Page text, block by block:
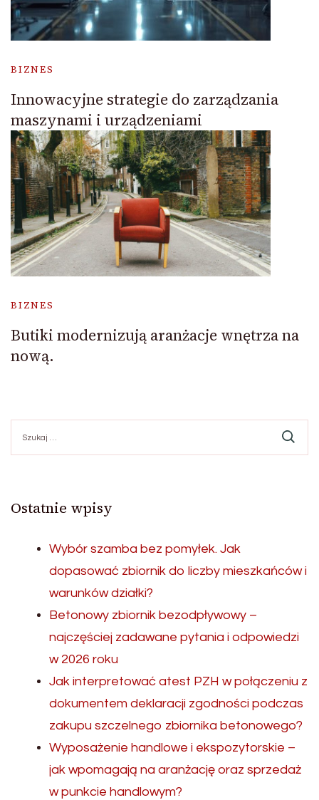
BIZNES
Innowacyjne strategie do zarządzania
maszynami i urządzeniami
BIZNES
Butiki modernizują aranżacje wnętrza na
nową.
Ostatnie wpisy
Wybór szamba bez pomyłek. Jak
dopasować zbiornik do liczby mieszkańców i
warunków działki?
Betonowy zbiornik bezodpływowy –
najczęściej zadawane pytania i odpowiedzi
w 2026 roku
Jak interpretować atest PZH w połączeniu z
dokumentem deklaracji zgodności podczas
zakupu szczelnego zbiornika betonowego?
Wyposażenie handlowe i ekspozytorskie –
jak wpomagają na aranżację oraz sprzedaż
w punkcie handlowym?